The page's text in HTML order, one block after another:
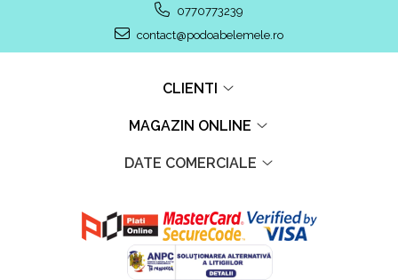
0770773239
contact@podoabelemele.ro
CLIENTI
MAGAZIN ONLINE
DATE COMERCIALE